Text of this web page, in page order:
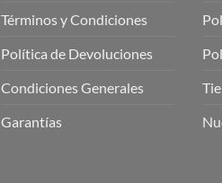
Términos y Condiciones
Política de Devoluciones
Condiciones Generales
Garantías